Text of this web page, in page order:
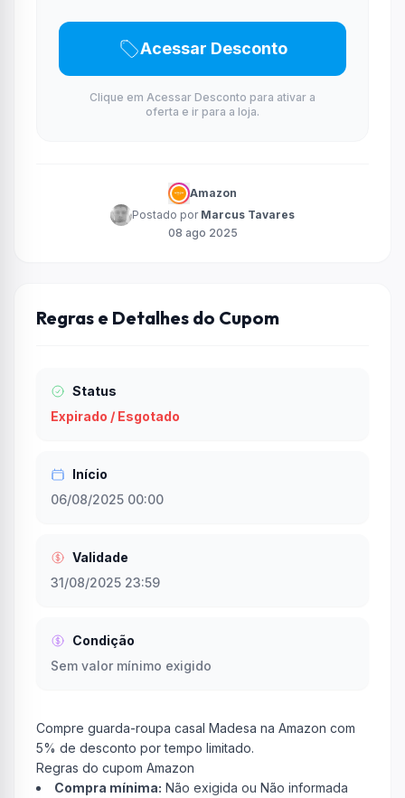
Acessar Desconto
Clique em Acessar Desconto para ativar a
oferta e ir para a loja.
Amazon
Postado por Marcus Tavares
08 ago 2025
Regras e Detalhes do Cupom
Status
Expirado / Esgotado
Início
06/08/2025 00:00
Validade
31/08/2025 23:59
Condição
Sem valor mínimo exigido
Compre guarda-roupa casal Madesa na Amazon com
5% de desconto por tempo limitado.
Regras do cupom Amazon
Compra mínima: Não exigida ou Não informada